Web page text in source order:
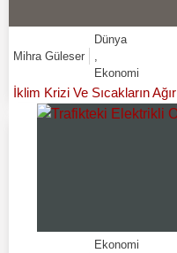
Mihra Güleser
Dünya
Ekonomi
İklim Krizi Ve Sıcakların
Ekonomi